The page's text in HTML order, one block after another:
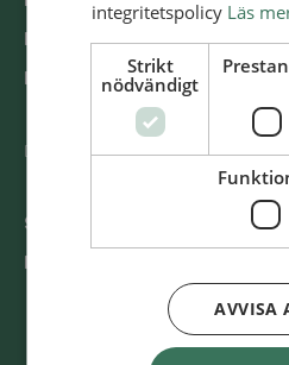
Fler kontaktuppgifter >
Report irregularities /
@SvenskaAlliansmissionen
Swish
integritetspolicy Läs
Strikt
nödvändigt
AVVISA